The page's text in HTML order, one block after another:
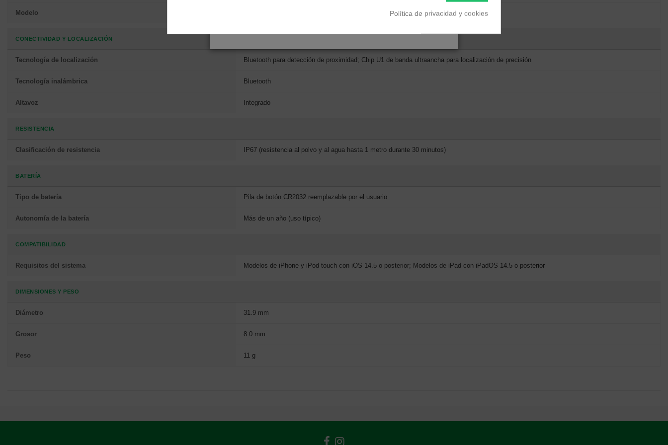
Modelo
CONECTIVIDAD Y LOCALIZACIÓN
Tecnología de localización Bluetooth para detección de proximidad; Chip U1 de banda ultraancha para localización de precisión
Tecnología inalámbrica Bluetooth
Altavoz Integrado
RESISTENCIA
Clasificación de resistencia IP67 (resistencia al polvo y al agua hasta 1 metro durante 30 minutos)
BATERÍA
Tipo de batería Pila de botón CR2032 reemplazable por el usuario
Autonomía de la batería Más de un año (uso típico)
COMPATIBILIDAD
Requisitos del sistema Modelos de iPhone y iPod touch con iOS 14.5 o posterior; Modelos de iPad con iPadOS 14.5 o posterior
DIMENSIONES Y PESO
Diámetro 31.9 mm
Grosor 8.0 mm
Peso 11 g
Política de privacidad y cookies